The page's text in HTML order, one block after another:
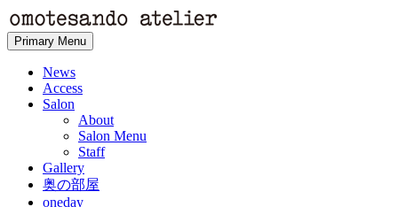
Skip
to
content
Primary Menu
News
Access
Salon
About
Salon Menu
Staff
Gallery
奥の部屋
oneday